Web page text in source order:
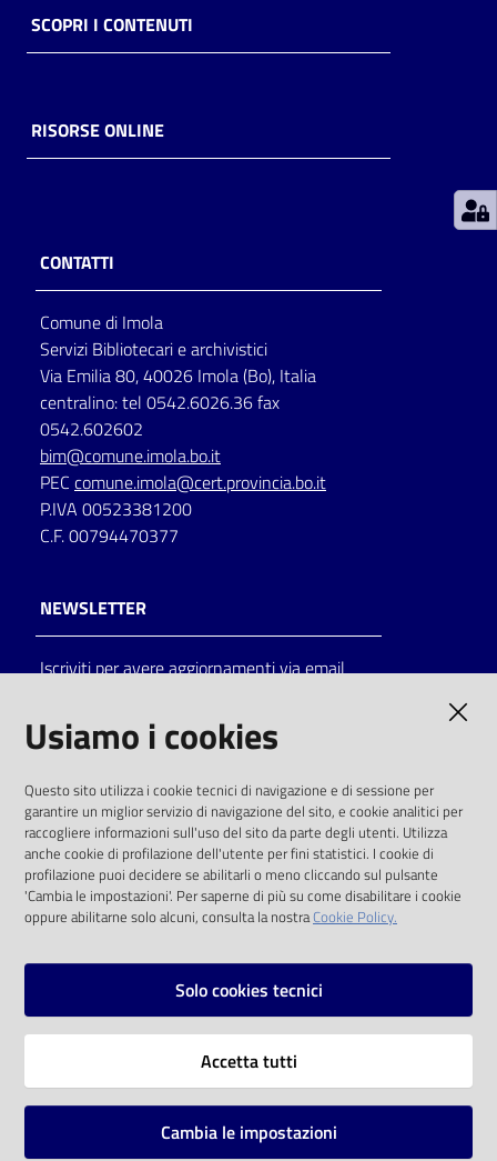
Piani
Decentrate
Seguici
su
on line
Eventi
Chiedi al
bibliotecario
Avvisi
SCOPRI I CONTENUTI
RISORSE ONLINE
CONTATTI
Comune di Imola
Servizi Bibliotecari e archivistici
Via Emilia 80, 40026 Imola (Bo), Italia
centralino: tel 0542.6026.36 fax
0542.602602
bim@comune.imola.bo.it
PEC comune.imola@cert.provincia.bo.it
P.IVA 00523381200
C.F. 00794470377
NEWSLETTER
Iscriviti per avere aggiornamenti via email
solo alle condizioni previste dalla direttiva
comunitaria 2003/98/CE e dal d.lgs. 36/2006
SOCIAL
Instagram
Vai alla pagina
Usiamo i cookies
Questo sito utilizza i cookie tecnici di navigazione e di sessione per
garantire un miglior servizio di navigazione del sito, e cookie analitici per
raccogliere informazioni sull'uso del sito da parte degli utenti. Utilizza
anche cookie di profilazione dell'utente per fini statistici. I cookie di
profilazione puoi decidere se abilitarli o meno cliccando sul pulsante
'Cambia le impostazioni'. Per saperne di più su come disabilitare i cookie
oppure abilitarne solo alcuni, consulta la nostraCookie Policy.
Solo cookies tecnici
Accetta tutti
Cambia le impostazioni